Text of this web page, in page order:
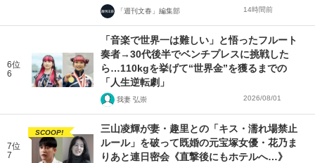
「週刊文春」編集部 14時間前
6位
6
「音楽で世界一は難しい」と悟ったフルート
奏者→30代後半でベンチプレスに挑戦した
ら…110kgを挙げて“世界金”を獲るまでの
「人生逆転劇」
我妻 弘崇 2026/08/01
7位
7
SCOOP!
三山凌輝が妻・趣里との「キス・濡れ場禁止
ルール」を破って既婚の元宝塚女優・花乃ま
りあと連日密会《直撃後にもホテルへ…》